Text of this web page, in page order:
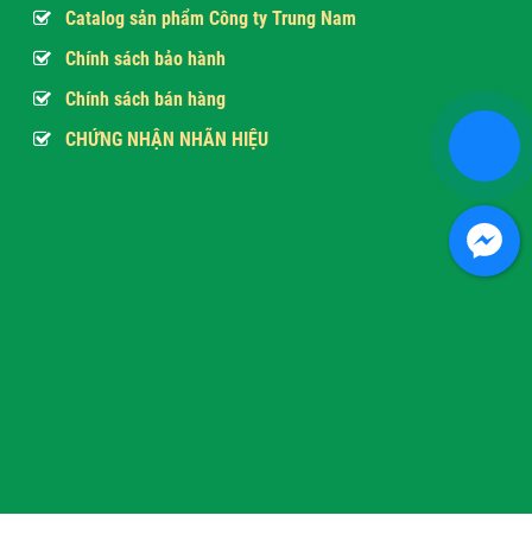
Catalog sản phẩm Công ty Trung Nam
Chính sách bảo hành
Chính sách bán hàng
CHỨNG NHẬN NHÃN HIỆU